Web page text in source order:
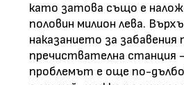
като затова също е
половин милион лева.
наказанието за забавения
пречиствателна станция -
проблемът е още по-